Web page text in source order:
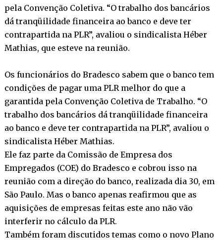
pela Convenção Coletiva. “O trabalho dos bancários
dá tranqüilidade financeira ao banco e deve ter
contrapartida na PLR”, avaliou o sindicalista Héber
Mathias, que esteve na reunião.
Os funcionários do Bradesco sabem que o banco tem
condições de pagar uma PLR melhor do que a
garantida pela Convenção Coletiva de Trabalho. “O
trabalho dos bancários dá tranqüilidade financeira
ao banco e deve ter contrapartida na PLR”, avaliou o
sindicalista Héber Mathias.
Ele faz parte da Comissão de Empresa dos
Empregados (COE) do Bradesco e cobrou isso na
reunião com a direção do banco, realizada dia 30, em
São Paulo. Mas o banco apenas reafirmou que as
aquisições de empresas feitas este ano não vão
interferir no cálculo da PLR.
Também foram discutidos temas como o novo Plano